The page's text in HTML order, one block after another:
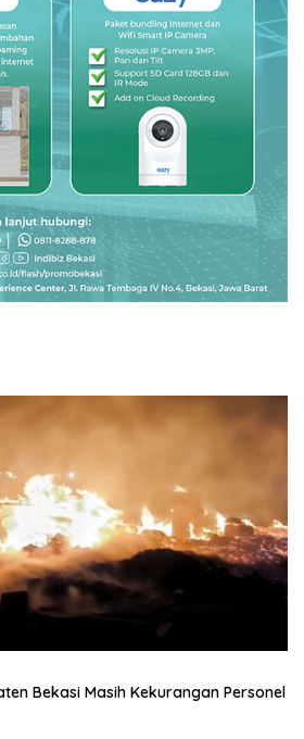
Bekasi Masih Kekurangan Personel